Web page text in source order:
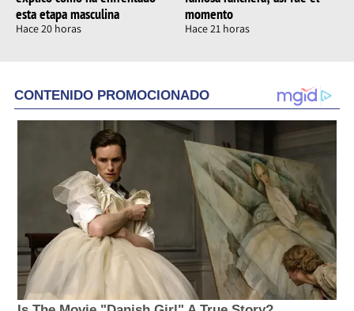
esta etapa masculina
Hace 20 horas
momento
Hace 21 horas